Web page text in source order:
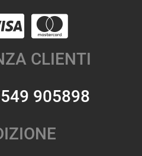
CLIENTI
905898